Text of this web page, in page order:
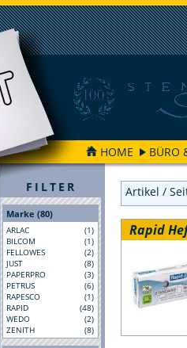
HOME BÜRO
FILTER
Marke (80)
ARLAC
(1)
BILCOM
(1)
FELLOWES
(2)
JUST
(8)
PAPERPRO
(3)
PETRUS
(6)
RAPESCO
(1)
RAPID
(48)
WEDO
(2)
ZENITH
(8)
Artikel /
Rapid